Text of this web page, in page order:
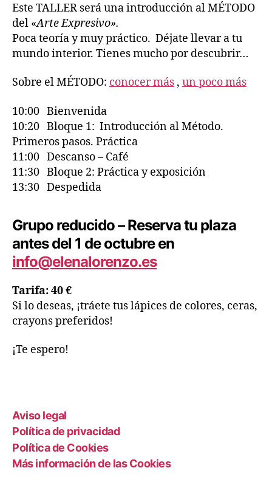
Este TALLER será una introducción al MÉTODO
del «Arte Expresivo».
Poca teoría y muy práctico. Déjate llevar a tu
mundo interior. Tienes mucho por descubrir…
Sobre el MÉTODO: conocer más , un poco más
10:00 Bienvenida
10:20 Bloque 1: Introducción al Método.
Primeros pasos. Práctica
11:00 Descanso – Café
11:30 Bloque 2: Práctica y exposición
13:30 Despedida
Grupo reducido – Reserva tu plaza
antes del 1 de octubre en
info@elenalorenzo.es
Tarifa: 40 €
Si lo deseas, ¡tráete tus lápices de colores, ceras,
crayons preferidos!
¡Te espero!
Aviso legal
Política de privacidad
Política de Cookies
Más información de las Cookies